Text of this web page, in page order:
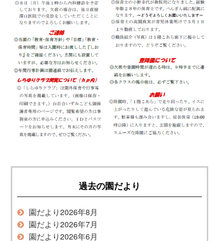
過去の園だより
園だより2026年8月
園だより2026年7月
園だより2026年6月